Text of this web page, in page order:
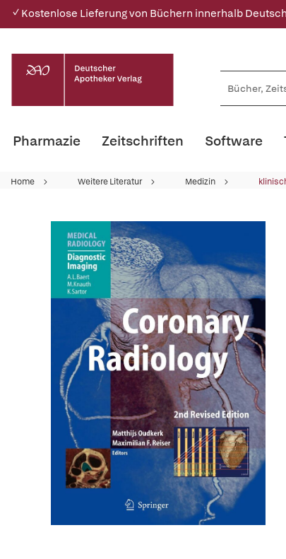
✓ Kostenlose Lieferung von Büchern innerhalb
Pharmazie Zeitschriften Software
Home Weitere Literatur Medizin